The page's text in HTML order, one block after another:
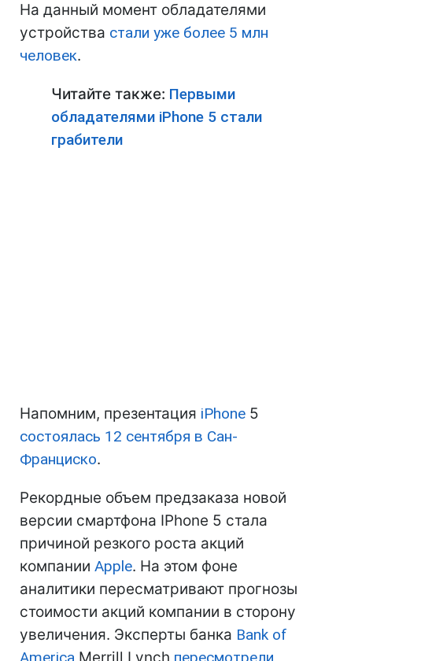
На данный момент обладателями
устройства стали уже более 5 млн
человек.
Читайте также: Первыми
обладателями iPhone 5 стали
грабители
Напомним, презентация iPhone 5
состоялась 12 сентября в Сан-
Франциско.
Рекордные объем предзаказа новой
версии смартфона IPhone 5 стала
причиной резкого роста акций
компании Apple. На этом фоне
аналитики пересматривают прогнозы
стоимости акций компании в сторону
увеличения. Эксперты банка Bank of